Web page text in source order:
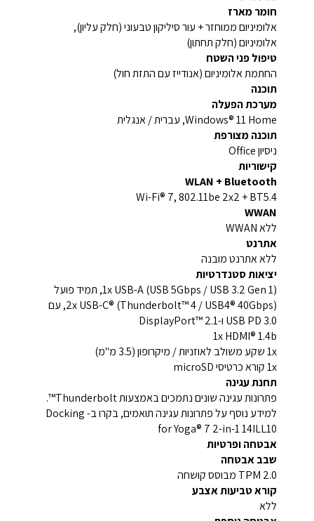
חומר מארז
אלומיניום ממוחזר + עור סיליקון טבעוני (חלק עליון),
אלומיניום (חלק תחתון)
טיפול פני השטח
החתמת אלומיניום (אנודייז עם התזת חול)
תוכנה
מערכת הפעלה
Windows® 11 Home, עברית / אנגלית
תוכנה מצורפת
ניסיון Office
קישוריות
WLAN + Bluetooth
Wi-Fi® 7, 802.11be 2x2 + BT5.4
WWAN
ללא WWAN
אתרנט
ללא אתרנט מובנה
יציאות סטנדרטיות
1x USB-A (USB 5Gbps / USB 3.2 Gen 1), תמיד פועל
2x USB-C® (Thunderbolt™ 4 / USB4® 40Gbps), עם
USB PD 3.0 ו-DisplayPort™ 2.1
1x HDMI® 1.4b
1x שקע משולב לאוזניות / מיקרופון (3.5 מ"מ)
1x קורא כרטיסי microSD
תחנת עגינה
פתרונות עגינה שונים נתמכים באמצעות Thunderbolt™.
למידע נוסף על פתרונות עגינה תואמים, בקרו ב- Docking
for Yoga® 7 2-in-1 14ILL10
אבטחה ופרטיות
שבב אבטחה
TPM 2.0 מבוסס קושחה
קורא טביעות אצבע
ללא